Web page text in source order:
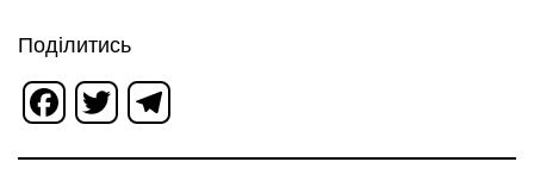
Поділитись
Facebook
Twitter